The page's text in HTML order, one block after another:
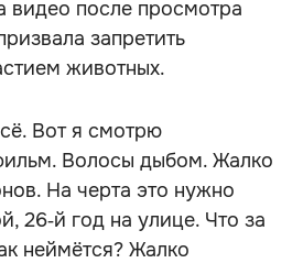
видео после просмотра
запретить
животных.
Вот я смотрю
Волосы дыбом. Жалко
На черта это нужно
26‑й год на улице. Что за
неймётся? Жалко